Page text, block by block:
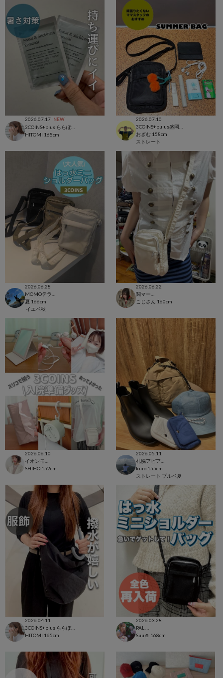
2026.07.17 NEW
HITOMI 165cm
2026.07.10
おぎむ 158cm
ストレート
2026.06.28
夏 166cm
イエベ秋
2026.06.22
こじさん 160cm
2026.06.10
SHIHO 152cm
2026.05.11
kuro 155cm
ストレート ブルベ夏
2026.04.11
HITOMI 165cm
2026.03.28
Suu☺︎ 168cm